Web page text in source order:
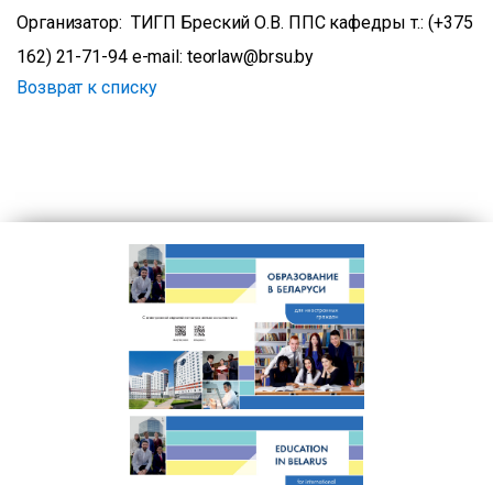
Организатор: ТИГП Бреский О.В. ППС кафедры т.: (+375
162) 21-71-94 e-mail: teorlaw@brsu.by
Возврат к списку